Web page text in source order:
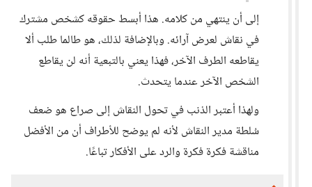
إلى أن ينتهي من كلامه. هذا أبسط حقوقه كشخص مشترك
في نقاش لعرض آرائه. وبالإضافة لذلك، هو طالما طلب ألا
يقاطعه الطرف الآخر، فهذا يعني بالتبعية أنه لن يقاطع
الشخص الآخر عندما يتحدث.
ولهذا أعتبر الذنب في تحول النقاش إلى صراع هو ضعف
سُلطة مدير النقاش لأنه لم يوضح للأطراف أن من الأفضل
مناقشة فكرة فكرة والرد على الأفكار تباعًا.